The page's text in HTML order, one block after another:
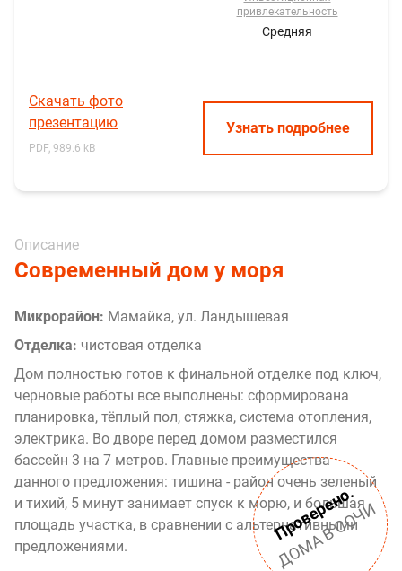
привлекательность
Средняя
Скачать фото
презентацию
PDF, 989.6 kB
Узнать подробнее
Описание
Современный дом у моря
Микрорайон: Мамайка, ул. Ландышевая
Отделка: чистовая отделка
Дом полностью готов к финальной отделке под ключ,
черновые работы все выполнены: сформирована
планировка, тёплый пол, стяжка, система отопления,
электрика. Во дворе перед домом разместился
бассейн 3 на 7 метров. Главные преимущества
данного предложения: тишина - район очень зеленый
и тихий, 5 минут занимает спуск к морю, и большая
площадь участка, в сравнении с альтернативными
предложениями.
Проверено.
ДОМА В СОЧИ